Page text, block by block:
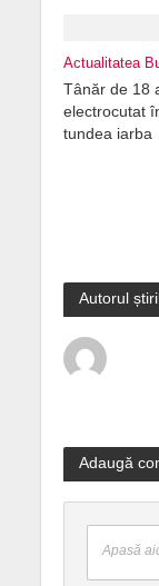
Actualitatea
Tânăr de 18
electrocutat
tundea iarba
Autorul
Adaugă
Apasă